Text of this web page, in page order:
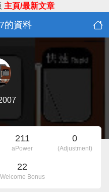
主頁/最新文章
的資料
211
aPower
0
(Adjustment)
22
Welcome Bonus